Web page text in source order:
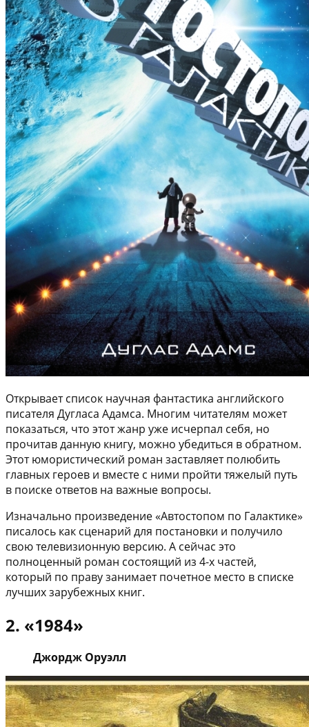
Открывает список научная фантастика английского
писателя Дугласа Адамса. Многим читателям может
показаться, что этот жанр уже исчерпал себя, но
прочитав данную книгу, можно убедиться в обратном.
Этот юмористический роман заставляет полюбить
главных героев и вместе с ними пройти тяжелый путь
в поиске ответов на важные вопросы.
Изначально произведение «Автостопом по Галактике»
писалось как сценарий для постановки и получило
свою телевизионную версию. А сейчас это
полноценный роман состоящий из 4-х частей,
который по праву занимает почетное место в списке
лучших зарубежных книг.
2. «1984»
Джордж Оруэлл